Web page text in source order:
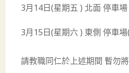
3月14日(星期五 ) 北面 停車場
3月15日(星期六 ) 東側 停車
請教職同仁於上述期間 暫勿